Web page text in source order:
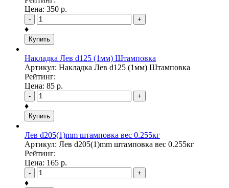
Цена: 350 р.
- +
♦
Купить
Накладка Лев d125 (1мм) Штамповка
Артикул: Накладка Лев d125 (1мм) Штамповка
Рейтинг:
Цена: 85 р.
- +
♦
Купить
Лев d205(1)mm штамповка вес 0.255кг
Артикул: Лев d205(1)mm штамповка вес 0.255кг
Рейтинг:
Цена: 165 р.
- +
♦